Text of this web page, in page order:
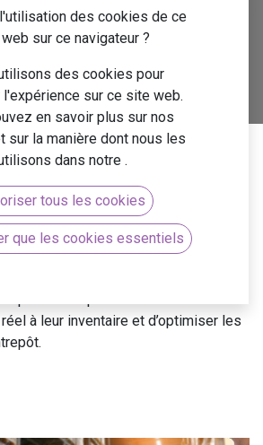
optimiser vos entrepôts au
quotidien !
Contactez-nous
De nombreux clients ont
nos conseils pour mettre en place
performante.
à leur inventaire et d’optimiser les
des cookies de ce
sur ce navigateur ?
des cookies pour
sur ce site web.
en savoir plus sur nos
sur la manière dont nous les
dans notre .
tous les cookies
que les cookies essentiels